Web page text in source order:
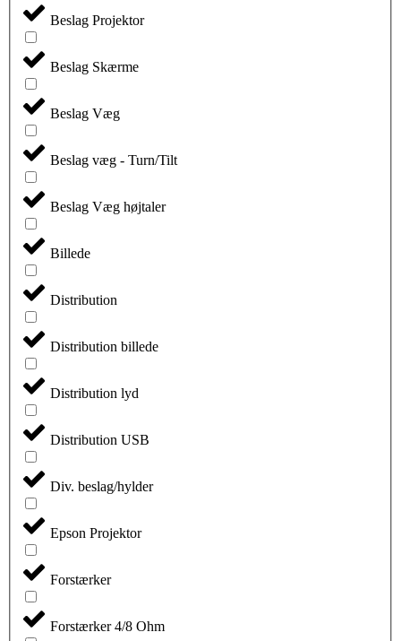
Beslag Projektor
Beslag Skærme
Beslag Væg
Beslag væg - Turn/Tilt
Beslag Væg højtaler
Billede
Distribution
Distribution billede
Distribution lyd
Distribution USB
Div. beslag/hylder
Epson Projektor
Forstærker
Forstærker 4/8 Ohm